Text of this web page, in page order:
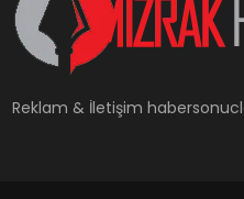
YAŞAM
Reklam & İletişim